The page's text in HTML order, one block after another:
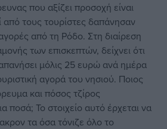
που αξίζει προσοχή είναι
από τους τουρίστες δαπάνησαν
από τη Ρόδο. Στη διαίρεση
των επισκεπτών, δείχνει ότι
μόλις 25 ευρώ ανά ημέρα
αγορά του νησιού. Ποιος
και πόσος τζίρος
ποσά; Το στοιχείο αυτό έρχεται να
τα όσα τόνιζε όλο το